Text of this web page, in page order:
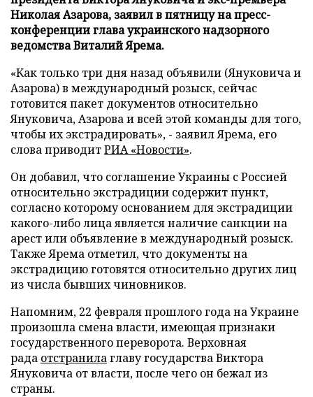
Николая Азарова, заявил в пятницу на пресс-
конференции глава украинского надзорного
ведомства Виталий Ярема.
«Как только три дня назад объявили (Януковича и
Азарова) в международный розыск, сейчас
готовится пакет документов относительно
Януковича, Азарова и всей этой команды для того,
чтобы их экстрадировать», - заявил Ярема, его
слова приводитРИА «Новости».
Он добавил, что соглашение Украины с Россией
относительно экстрадиции содержит пункт,
согласно которому основанием для экстрадиции
какого-либо лица является наличие санкции на
арест или объявление в международный розыск.
Также Ярема отметил, что документы на
экстрадицию готовятся относительно других лиц
из числа бывших чиновников.
Напомним, 22 февраля прошлого года на Украине
произошла смена власти, имеющая признаки
государственного переворота. Верховная
рада отстранилаглаву государства Виктора
Януковича от власти, после чего он бежал из
страны.